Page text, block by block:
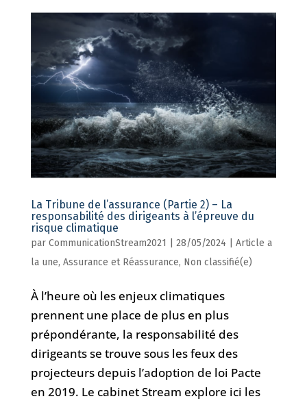
La Tribune de l’assurance (Partie 2) – La
responsabilité des dirigeants à l’épreuve du
risque climatique
par CommunicationStream2021 28/05/2024
Article a
la une, Assurance et Réassurance, Non classifié(e)
À l’heure où les enjeux climatiques
prennent une place de plus en plus
prépondérante, la responsabilité des
dirigeants se trouve sous les feux des
projecteurs depuis l’adoption de loi Pacte
en 2019. Le cabinet Stream explore ici les